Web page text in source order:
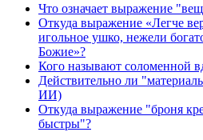
Что означает выражение
Откуда выражение «Легче
игольное ушко, нежели
Божие»?
Кого называют соломенной
Действительно ли
ИИ)
Откуда выражение "броня
быстры"?